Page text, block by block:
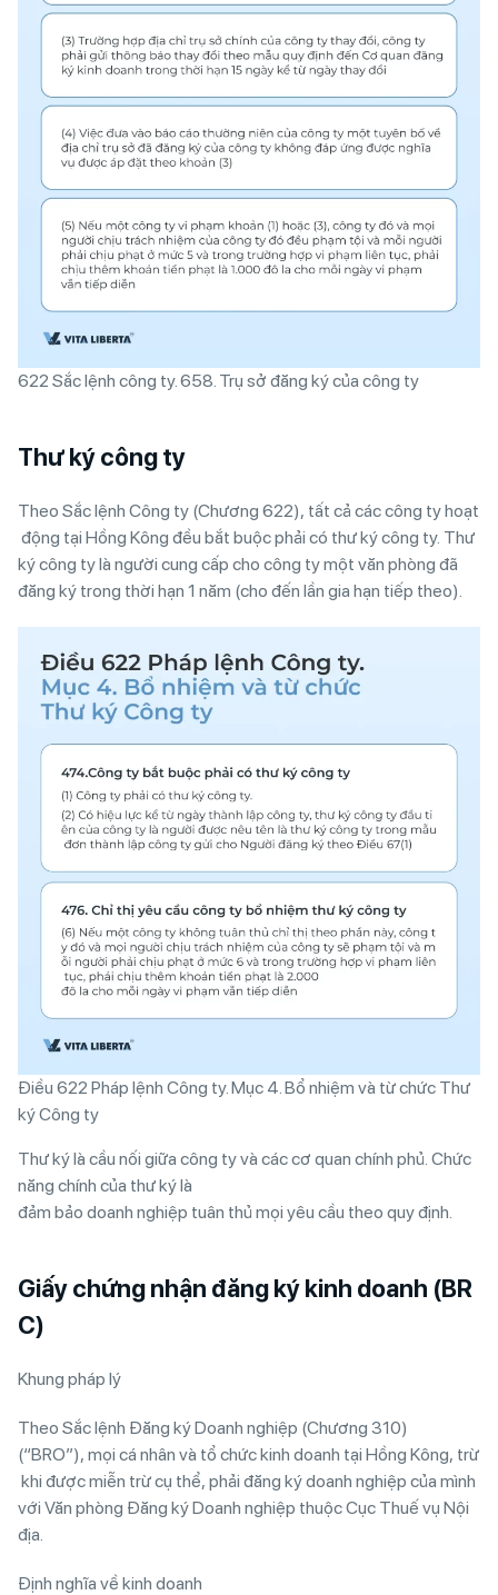
622 Sắc lệnh công ty. 658. Trụ sở đăng ký của công ty
Thư ký công ty
Theo Sắc lệnh Công ty (Chương 622), tất cả các công ty hoạt
động tại Hồng Kông đều bắt buộc phải có thư ký công ty. Thư
ký công ty là người cung cấp cho công ty một văn phòng đã
đăng ký trong thời hạn 1 năm (cho đến lần gia hạn tiếp theo).
Điều 622 Pháp lệnh Công ty. Mục 4. Bổ nhiệm và từ chức Thư
ký Công ty
Thư ký là cầu nối giữa công ty và các cơ quan chính phủ. Chức
năng chính của thư ký là
đảm bảo doanh nghiệp tuân thủ mọi yêu cầu theo quy định.
Giấy chứng nhận đăng ký kinh doanh (BR
C)
Khung pháp lý
Theo Sắc lệnh Đăng ký Doanh nghiệp (Chương 310)
(“BRO”), mọi cá nhân và tổ chức kinh doanh tại Hồng Kông, trừ
khi được miễn trừ cụ thể, phải đăng ký doanh nghiệp của mình
với Văn phòng Đăng ký Doanh nghiệp thuộc Cục Thuế vụ Nội
địa.
Định nghĩa về kinh doanh